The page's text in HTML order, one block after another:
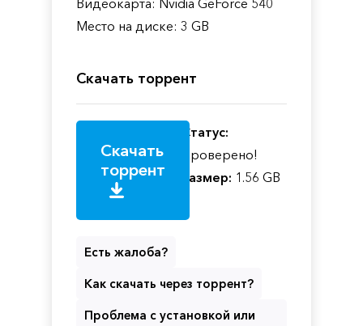
Место на диске: 3 GB
Скачать торрент
Скачать
торрент
Статус:
Проверено!
Размер: 1.56 GB
Есть жалоба?
Как скачать через торрент?
Проблема с установкой или